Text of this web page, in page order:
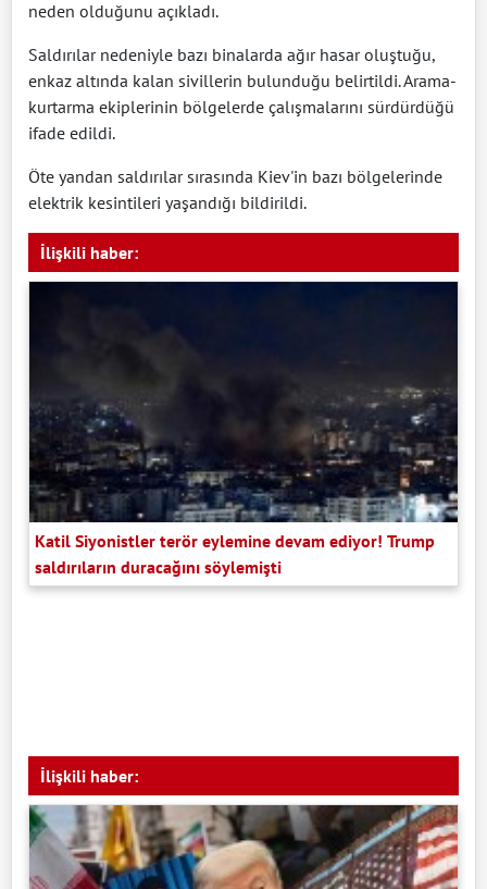
neden olduğunu açıkladı.
Saldırılar nedeniyle bazı binalarda ağır hasar oluştuğu,
enkaz altında kalan sivillerin bulunduğu belirtildi. Arama-
kurtarma ekiplerinin bölgelerde çalışmalarını sürdürdüğü
ifade edildi.
Öte yandan saldırılar sırasında Kiev'in bazı bölgelerinde
elektrik kesintileri yaşandığı bildirildi.
İlişkili haber:
Katil Siyonistler terör eylemine devam ediyor! Trump
saldırıların duracağını söylemişti
İlişkili haber: